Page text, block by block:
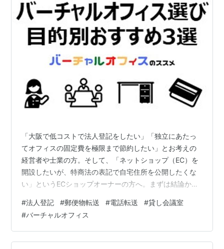
「大阪で低コストで法人登記をしたい」「独立にあたっ
てオフィスの固定費を極限まで節約したい」とお考えの
経営者や士業の方。そして、「ネットショップ（EC）を
開設したいが、特商法の表記で自宅住所を公開したくな
い」というECショップオーナーの方へ。まずは結論か
ィスは数多くのサービスが存在しますが、専門家が目的
別に比較分析すると、おすすめは次の通りになります。
迷った方は、まずこの中から選べば失敗しません 🎯 結
論：あなたに最もおすすめ 🥇 レゾナンス コスト・機
#法人登記 #郵便物転送 #電話転送 #貸し会議室
#バーチャルオフィス